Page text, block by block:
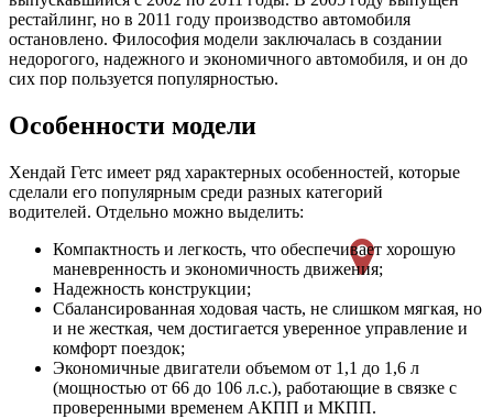
рестайлинг, но в 2011 году производство автомобиля
остановлено. Философия модели заключалась в создании
недорогого, надежного и экономичного автомобиля, и он до
сих пор пользуется популярностью.
Особенности модели
Хендай Гетс имеет ряд характерных особенностей, которые
сделали его популярным среди разных категорий
водителей. Отдельно можно выделить:
Компактность и легкость, что обеспечивает хорошую
маневренность и экономичность движения;
Надежность конструкции;
Сбалансированная ходовая часть, не слишком мягкая, но
и не жесткая, чем достигается уверенное управление и
комфорт поездок;
Экономичные двигатели объемом от 1,1 до 1,6 л
(мощностью от 66 до 106 л.с.), работающие в связке с
проверенными временем АКПП и МКПП.